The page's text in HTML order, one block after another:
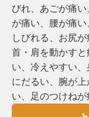
びれ、あごが痛
が痛い、腰が痛
しびれる、お尻
首・肩を動かす
い、冷えやすい
にだるい、腕が
い、⾜のつけねが